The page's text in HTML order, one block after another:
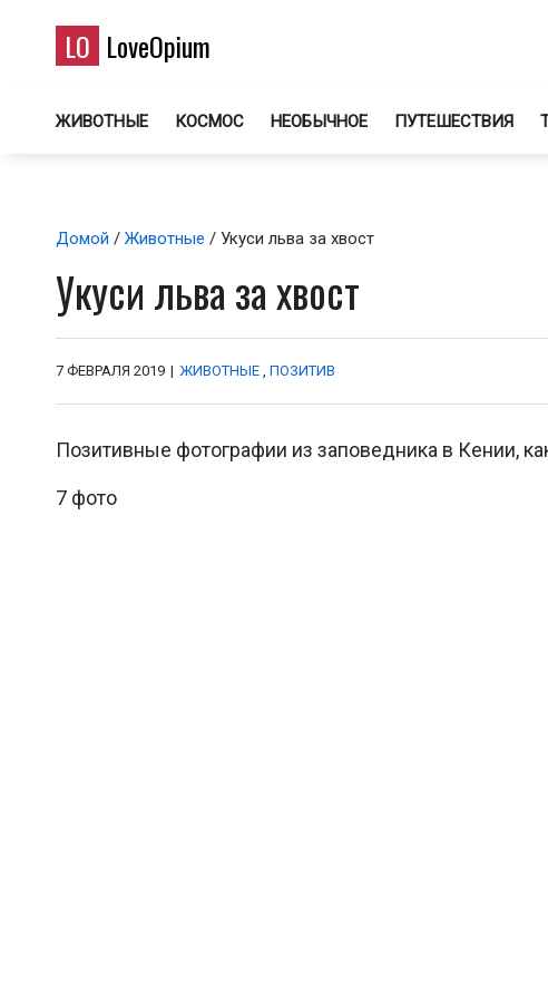
LO LoveOpium
ЖИВОТНЫЕ КОСМОС НЕОБЫЧНОЕ ПУТЕШЕСТВИЯ
Домой / Животные / Укуси льва за хвост
Укуси льва за хвост
7 ФЕВРАЛЯ 2019 | ЖИВОТНЫЕ , ПОЗИТИВ
Позитивные фотографии из заповедника в Кении,
7 фото